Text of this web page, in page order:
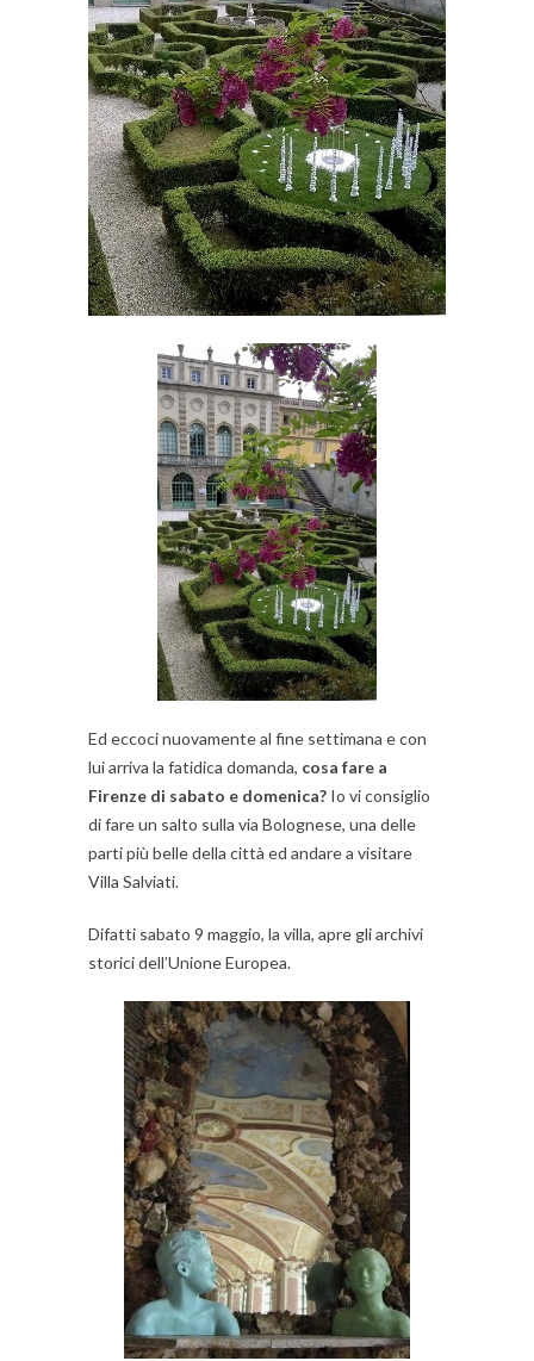
Ed eccoci nuovamente al fine settimana e con
lui arriva la fatidica domanda, cosa fare a
Firenze di sabato e domenica? Io vi consiglio
di fare un salto sulla via Bolognese, una delle
parti più belle della città ed andare a visitare
Villa Salviati.
Difatti sabato 9 maggio, la villa, apre gli archivi
storici dell’Unione Europea.